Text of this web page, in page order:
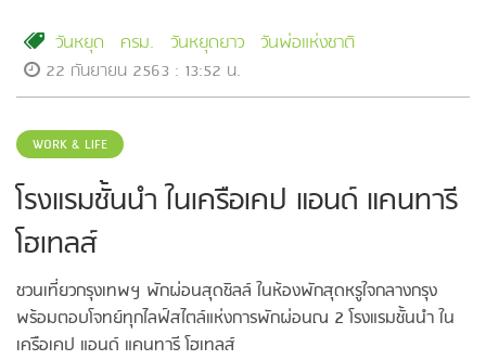
วันหยุด ครม. วันหยุดยาว วันพ่อแห่งชาติ
22 กันยายน 2563 : 13:52 น.
WORK & LIFE
โรงแรมชั้นนำ ในเครือเคป แอนด์ แคนทารี
โฮเทลส์
ชวนเที่ยวกรุงเทพฯ พักผ่อนสุดชิลล์ ในห้องพักสุดหรูใจกลางกรุง
พร้อมตอบโจทย์ทุกไลฟ์สไตล์แห่งการพักผ่อนณ 2 โรงแรมชั้นนำ ใน
เครือเคป แอนด์ แคนทารี โฮเทลส์